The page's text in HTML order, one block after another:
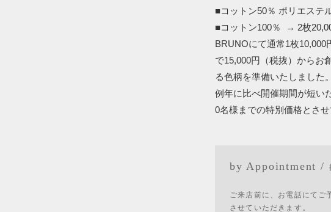
■コットン50％ ポリエステ
■コットン100％ → 2枚
BRUNOにて通常1枚
で15,000円（税抜）からお
る色柄を準備いたしました
例年に比べ開催期間が短い
0名様までの特別価格とさ
by Appointment /
ご来店前に、お電話にてご
させていただきます。